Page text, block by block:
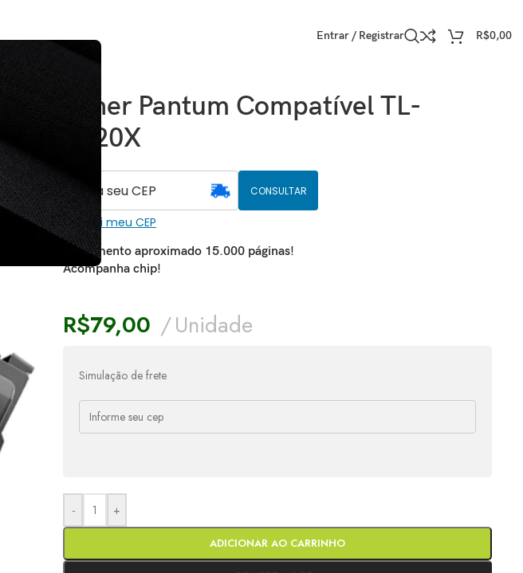
Entrar / Registrar R$0,00
Toner Pantum Compatível TL-
5120X
CONSULTAR
Não sei meu CEP
Rendimento aproximado 15.000 páginas!
Acompanha chip!
R$79,00 Unidade
Simulação de frete
- +
ADICIONAR AO CARRINHO